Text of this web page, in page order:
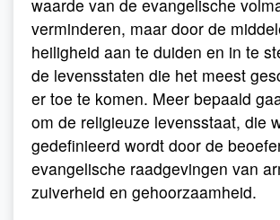
waarde van de evangelische
verminderen, maar door de
heiligheid aan te duiden en in te
de levensstaten die het meest
er toe te komen. Meer bepaald
om de religieuze levensstaat, die
gedefinieerd wordt door de
evangelische raadgevingen van
zuiverheid en gehoorzaamheid.